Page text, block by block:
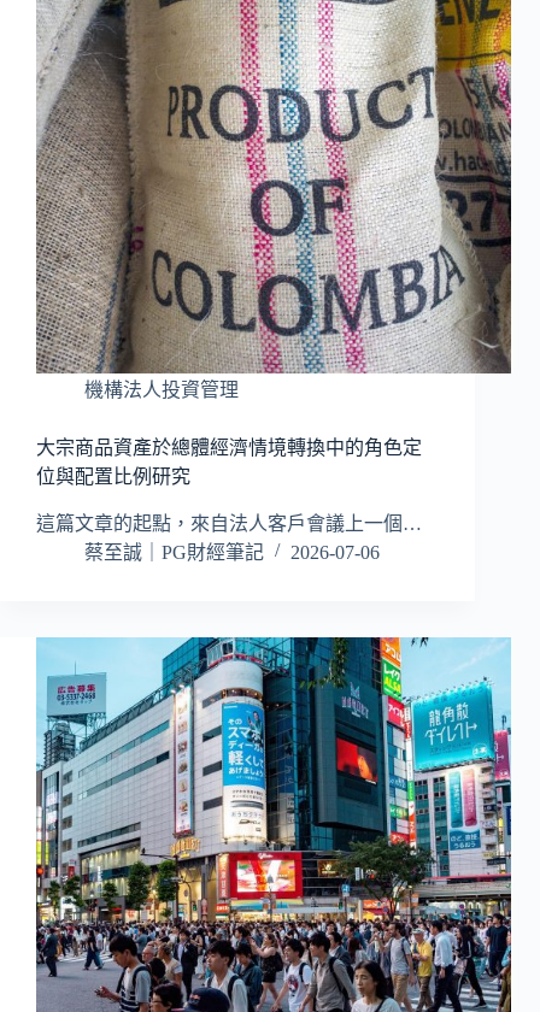
機構法人投資管理
大宗商品資產於總體經濟情境轉換中的角色定
位與配置比例研究
這篇文章的起點，來自法人客戶會議上一個…
蔡至誠｜PG財經筆記
2026-07-06